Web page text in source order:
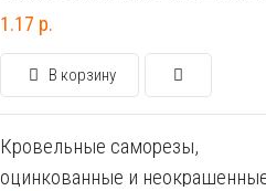
4.8х29
1.17 р.
В корзину
Кровельные саморезы,
оцинкованные и